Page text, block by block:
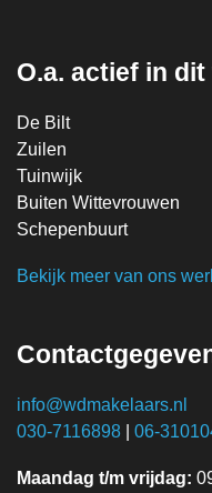
O.a. actief in
De Bilt
Zuilen
Tuinwijk
Buiten Wittevrouwen
Schepenbuurt
Bekijk meer van ons
info@wdmakelaars.nl
030-7116898
06-
Maandag t/m vrijdag: